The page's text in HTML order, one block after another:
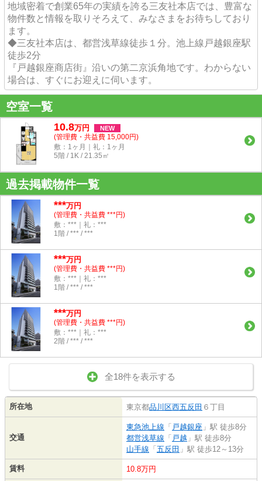
地域密着で創業65年の実績を誇る三友社本店では、豊富な
物件数と情報を取りそろえて、みなさまをお待ちしており
ます。
◆三友社本店は、都営浅草線徒歩１分。池上線戸越銀座駅
徒歩2分
『戸越銀座商店街』沿いの第二京浜角地です。わからない
場合は、すぐにお迎えに伺います。
空室一覧
10.8万円 NEW
(管理費・共益費 15,000円)
敷：1ヶ月｜礼：1ヶ月
5階 / 1K / 21.35㎡
過去掲載物件一覧
***万円
(管理費・共益費 ***円)
敷：***｜礼：***
1階 / *** / ***
***万円
(管理費・共益費 ***円)
敷：***｜礼：***
1階 / *** / ***
***万円
(管理費・共益費 ***円)
敷：***｜礼：***
2階 / *** / ***
全18件を表示する
所在地 東京都品川区西五反田 ６丁目
交通
東急池上線 「 戸越銀座 」駅 徒歩8分
都営浅草線 「 戸越 」駅 徒歩8分
山手線 「 五反田 」駅 徒歩12～13分
賃料 10.8万円